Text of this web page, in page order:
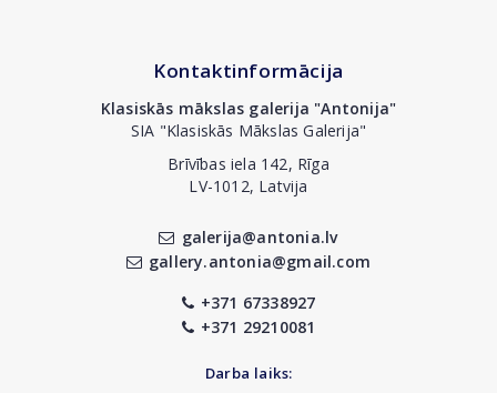
Kontaktinformācija
Klasiskās mākslas galerija "Antonija"
SIA "Klasiskās Mākslas Galerija"
Brīvības iela 142, Rīga
LV-1012, Latvija
galerija@antonia.lv
gallery.antonia@gmail.com
+371 67338927
+371 29210081
Darba laiks: